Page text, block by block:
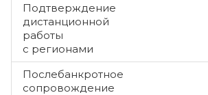
Подтверждение
дистанционной
работы
с регионами
Послебанкротное
сопровождение